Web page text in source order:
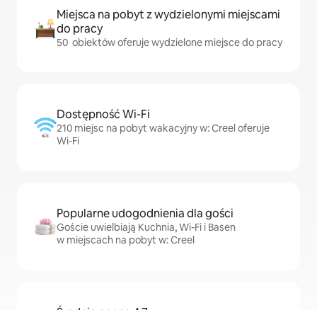
Miejsca na pobyt z wydzielonymi miejscami
do pracy
50 obiektów oferuje wydzielone miejsce do pracy
Dostępność Wi-Fi
210 miejsc na pobyt wakacyjny w: Creel oferuje
Wi-Fi
Popularne udogodnienia dla gości
Goście uwielbiają Kuchnia, Wi-Fi i Basen
w miejscach na pobyt w: Creel